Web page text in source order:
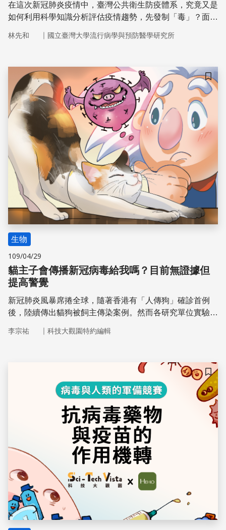
在這次新冠肺炎疫情中，臺灣公共衛生防疫體系，究竟又是
如何利用科學知識分析評估疫情趨勢，先發制「毒」？面對
預備、因應可能的疫情危機，避免傳說中的末日真的到來？
與人類之間的連結與互動。
林先和 ｜ 國立臺灣大學流行病學與預防醫學研究所
儲存
生物
109/04/29
貓主子會傳播新冠病毒給我嗎？目前無證據但
提高警覺
新冠肺炎風暴席捲全球，隨著香港有「人傳狗」確診首例
後，陸續傳出貓狗被飼主傳染案例。然而各研究單位實驗也
續密切觀察病毒變化，提高警覺。
李宗祐 ｜ 科技大觀園特約編輯
儲存